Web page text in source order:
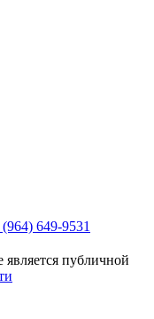
649-9531
публичной